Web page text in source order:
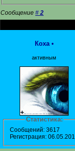
Сообщение # 2
Коха •
активным
Статистика:
Сообщений: 3617
Регистрация: